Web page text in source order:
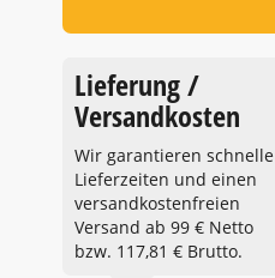
Lieferung /
Versandkosten
Wir garantieren schnelle
Lieferzeiten und einen
versandkostenfreien
Versand ab 99 € Netto
bzw. 117,81 € Brutto.